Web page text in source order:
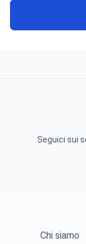
Seguici sui
Chi siamo